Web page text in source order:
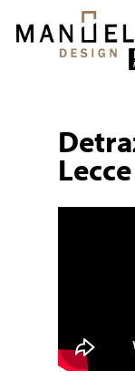
main
Lecce